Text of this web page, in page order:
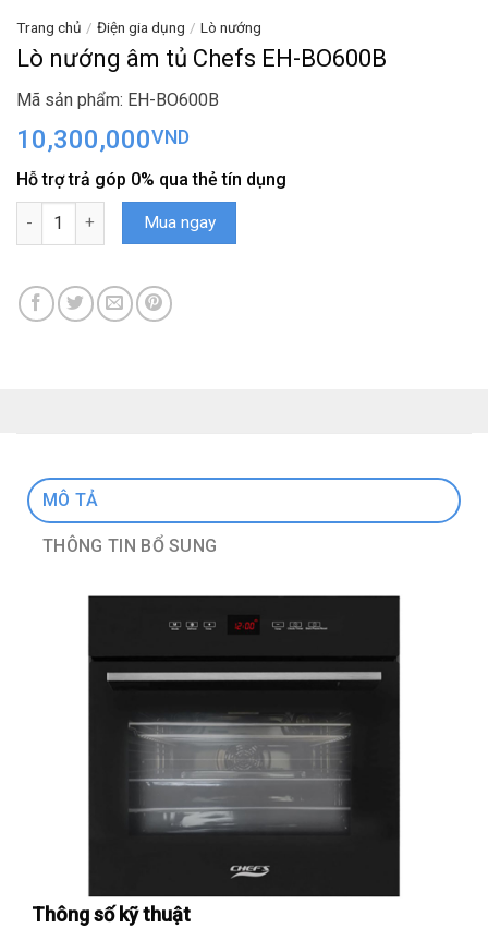
Trang chủ / Điện gia dụng / Lò nướng
Lò nướng âm tủ Chefs EH-BO600B
Mã sản phẩm: EH-BO600B
10,300,000VND
Hỗ trợ trả góp 0% qua thẻ tín dụng
Lò nướng âm tủ Chefs EH-BO600B số lượng
Mua ngay
MÔ TẢ
THÔNG TIN BỔ SUNG
Thông số kỹ thuật